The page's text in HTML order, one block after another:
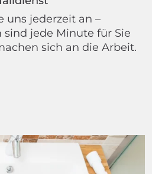
uns jederzeit an –
sind jede Minute für Sie
sich an die Arbeit.